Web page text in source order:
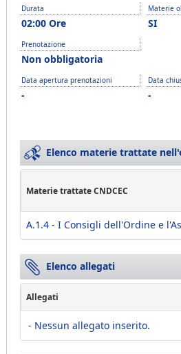
Durata
02:00 Ore
Materie
SI
Prenotazione
Non obbligatoria
Data apertura prenotazioni
-
Data
-
Elenco materie trattate
Materie trattate CNDCEC
A.1.4 - I Consigli dell'Ordine e
Elenco allegati
Allegati
- Nessun allegato inserito.